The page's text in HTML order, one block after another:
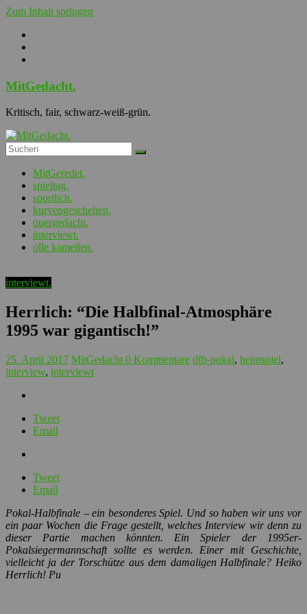
Zum Inhalt springen
MitGedacht.
Kritisch, fair, schwarz-weiß-grün.
MitGeredet.
spieltag.
sportlich.
kurvengeschehen.
quergedacht.
interviewt.
olle kamellen.
interviewt.
Herrlich: “Die Halbfinal-Atmosphäre
1995 war gigantisch!”
25. April 2017 MitGedacht 0 Kommentare dfb-pokal, heimspiel,
interview, interviewt
Tweet
Email
Tweet
Email
Pokal-Halbfinale – ein besonderes Spiel. Und so haben wir uns vor
ein paar Wochen die Frage gestellt, welches Interview wir denn zu
dieser Partie machen könnten. Ein Spieler der 1995er-
Pokalsiegermannschaft sollte es werden. Einer mit Geschichte,
vielleicht ja der Torschütze aus dem damaligen Halbfinale? Heiko
Herrlich! Pu